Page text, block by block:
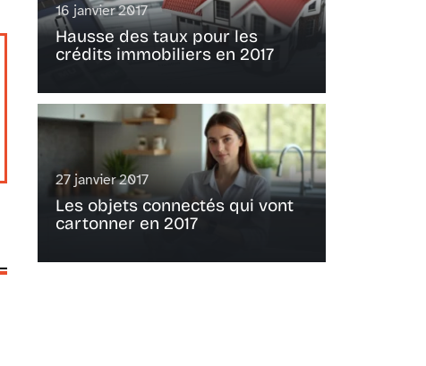
16 janvier 2017
Hausse des taux pour les
crédits immobiliers en 2017
27 janvier 2017
Les objets connectés qui vont
cartonner en 2017